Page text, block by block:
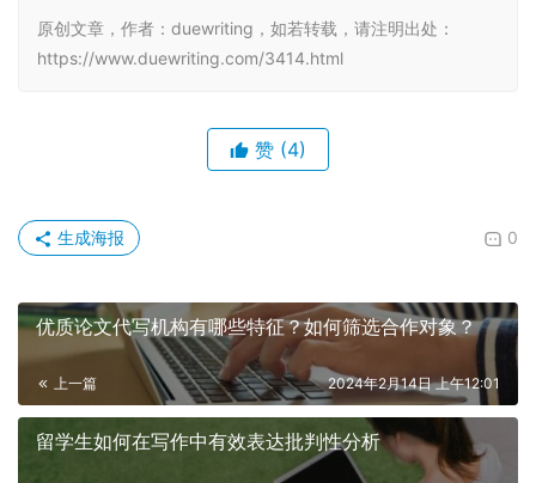
原创文章，作者：duewriting，如若转载，请注明出处：
https://www.duewriting.com/3414.html
赞 (4)
0
生成海报
优质论文代写机构有哪些特征？如何筛选合作对象？
上一篇 2024年2月14日 上午12:01
留学生如何在写作中有效表达批判性分析